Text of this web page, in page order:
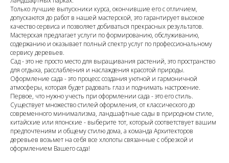
Только лучшие выпускники курса, окончившие его с отличием,
допускаются до работ в нашей мастерской, это гарантирует высокое
качество сервиса и позволяет добиваться прекрасных результатов.
Мастерская предлагает услуги по формированию, обслуживанию,
содержанию и оказывает полный спектр услуг по профессиональному
сервису деревьев.
Сад - это не просто место для выращивания растений, это пространство
для отдыха, расслабления и наслаждения красотой природы.
Оформление сада - это процесс создания уютной и гармоничной
атмосферы, которая будет радовать глаз и поднимать настроение.
Первое, что нужно учесть при оформлении сада - это его стиль.
Существует множество стилей оформления, от классического до
современного минимализма, ландшафтные сады в природном стиле,
китайские или японские - выберите тот, который соответствует вашим
предпочтениям и общему стилю дома, а команда Архитекторов
деревьев возьмет на себя все хлопоты связанные с обрезкой и
оформлением Вашего сада!